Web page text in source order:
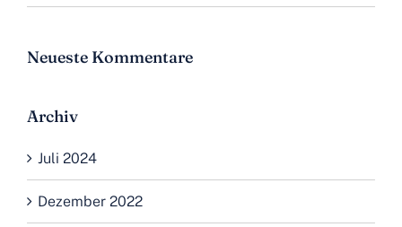
Neueste Kommentare
Archiv
Juli 2024
Dezember 2022